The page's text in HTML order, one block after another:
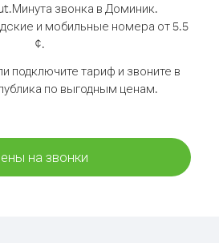
Минута звонка в Доминик.
и мобильные номера от 5.5
¢.
подключите тариф и звоните в
по выгодным ценам.
на звонки